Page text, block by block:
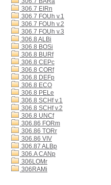
306.7 EIRn
306.7 FOUh v.1
306.7 FOUh v.2
306.7 FOUh v.3
306.8 ALBi
306.8 BOSi
306.8 BURf
306.8 CEPc
306.8 CORf
306.8 DEFp
306.8 ECO
306.8 PELe
306.8 SCHf v.1
306.8 SCHf v.2
306.8 UNCf
306.86 FORm
306.86 TORr
306.86 VIV
306.87 ALBp
306.A CANp
306LOMr
306RAMi